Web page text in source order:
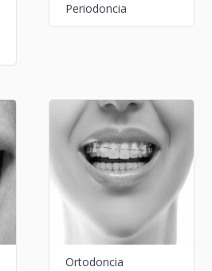
Periodoncia
Ortodoncia